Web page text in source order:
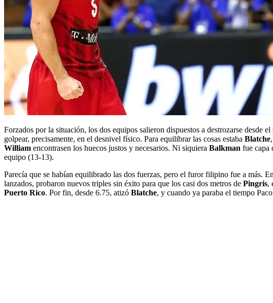
Forzados por la situación, los dos equipos salieron dispuestos a destrozarse desde el
golpear, precisamente, en el desnivel físico. Para equilibrar las cosas estaba Blatche
William encontrasen los huecos justos y necesarios. Ni siquiera Balkman fue capa
equipo (13-13).
Parecía que se habían equilibrado las dos fuerzas, pero el furor filipino fue a más.
lanzados, probaron nuevos triples sin éxito para que los casi dos metros de Pingris,
Puerto Rico. Por fin, desde 6.75, atizó Blatche, y cuando ya paraba el tiempo